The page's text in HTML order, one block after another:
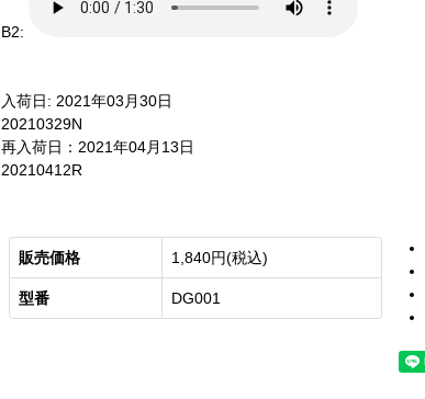
B2:
入荷日: 2021年03月30日
20210329N
再入荷日：2021年04月13日
20210412R
販売価格 1,840円(税込)
型番 DG001